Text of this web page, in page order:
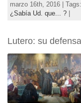
marzo 16th, 2016 | Tags:
¿Sabía Ud. que... ?
Lutero: su